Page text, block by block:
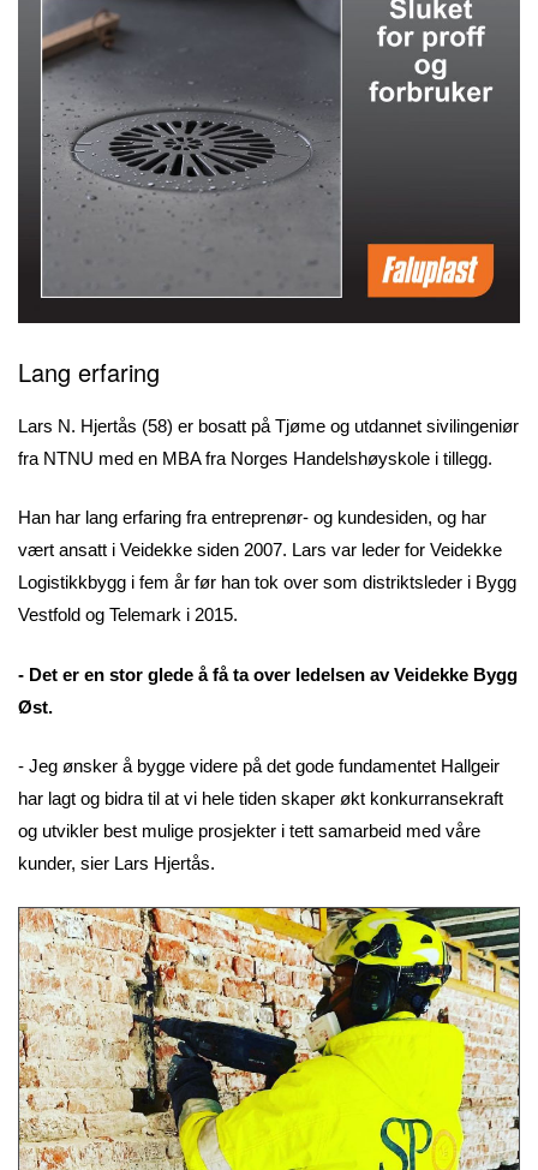
Lang erfaring
Lars N. Hjertås (58) er bosatt på Tjøme og utdannet sivilingeniør
fra NTNU med en MBA fra Norges Handelshøyskole i tillegg.
Han har lang erfaring fra entreprenør- og kundesiden, og har
vært ansatt i Veidekke siden 2007. Lars var leder for Veidekke
Logistikkbygg i fem år før han tok over som distriktsleder i Bygg
Vestfold og Telemark i 2015.
- Det er en stor glede å få ta over ledelsen av Veidekke Bygg
Øst.
- Jeg ønsker å bygge videre på det gode fundamentet Hallgeir
har lagt og bidra til at vi hele tiden skaper økt konkurranse­kraft
og utvikler best mulige prosjekter i tett samarbeid med våre
kunder, sier Lars Hjertås.